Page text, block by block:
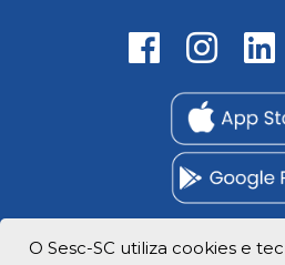
O Sesc-SC utiliza cookies e